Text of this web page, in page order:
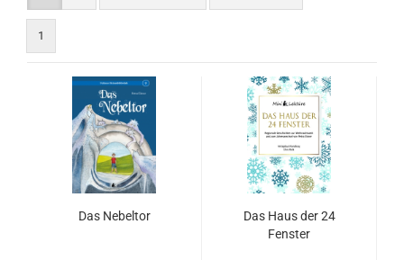
1
Das Nebeltor
Das Haus der 24
Fenster